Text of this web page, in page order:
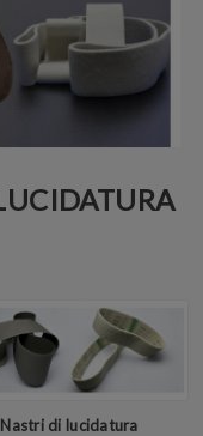
Nastri di lucidatura